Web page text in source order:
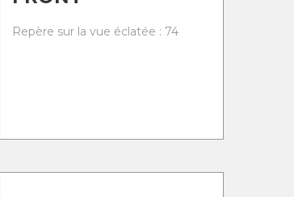
Repère sur la vue éclatée : 74